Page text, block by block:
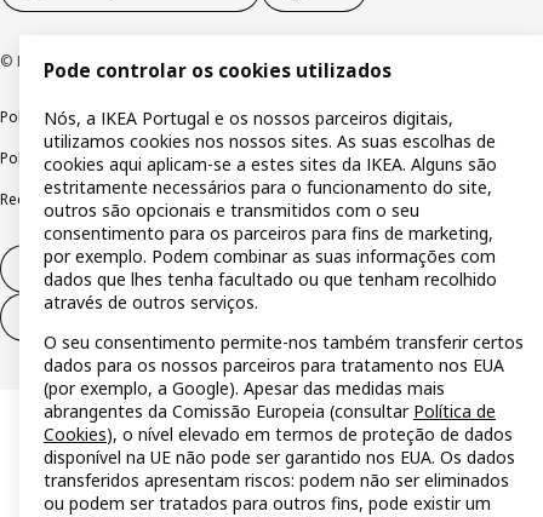
© Inter IKEA Systems B.V 1999-2026
Política de privacidadePolítica de cookiesTermos de utilização
Política de divulgação responsávelLivro de reclamações
Reclamações e resolução de litígios
Direito de livre resolução
Direito de livre resolução (serviços)
Pode controlar os cookies utilizados
Nós, a IKEA Portugal e os nossos parceiros digitais,
utilizamos cookies nos nossos sites. As suas escolhas de
cookies aqui aplicam-se a estes sites da IKEA. Alguns são
estritamente necessários para o funcionamento do site,
outros são opcionais e transmitidos com o seu
consentimento para os parceiros para fins de marketing,
por exemplo. Podem combinar as suas informações com
dados que lhes tenha facultado ou que tenham recolhido
através de outros serviços.
O seu consentimento permite-nos também transferir certos
dados para os nossos parceiros para tratamento nos EUA
(por exemplo, a Google). Apesar das medidas mais
abrangentes da Comissão Europeia (consultar Política de
Cookies), o nível elevado em termos de proteção de dados
disponível na UE não pode ser garantido nos EUA. Os dados
transferidos apresentam riscos: podem não ser eliminados
ou podem ser tratados para outros fins, pode existir um